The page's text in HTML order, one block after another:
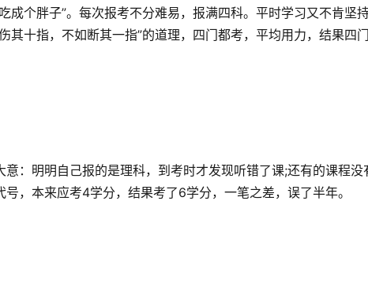
成个胖子”。每次报考不分难易，报满四科。平时学习又不肯坚
其十指，不如断其一指”的道理，四门都考，平均用力，结果四
：明明自己报的是理科，到考时才发现听错了课;还有的课程没
，本来应考4学分，结果考了6学分，一笔之差，误了半年。